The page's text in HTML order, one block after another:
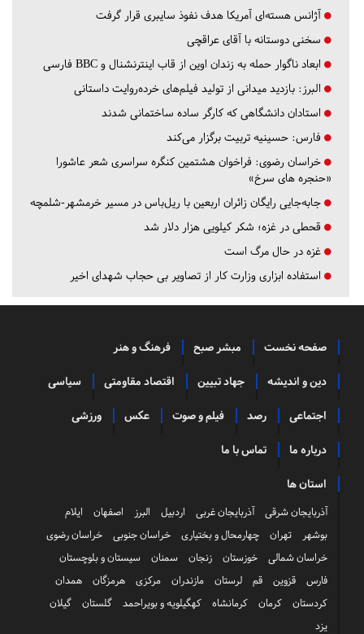
آژانس هسته‌ای آمریکا هدف نفوذ سایبری قرار گرفت
سخنی دوستانه با آقای عراقچی
ابعاد ناگوار حمله به زندان اوین از قاب اینترنشنال و BBC فارسی
البرز: بازدید میدانی از تولید فیلم‌های خرده‌روایت داستانی
استادان دانشگاهی که کارگر ساده ساختمانی شدند
فارس: حسینیه تربیت برگزار می‌کند
خراسان رضوی: فراخوان هشتمین کنگره سراسری شعر عاشورا
«حنجره های سرخ»
جابه‌جایی رایگان زائران اربعین با ریل‌باس در مسیر خرمشهر-شلمچه
قحطی در غزه؛ شکر کیلویی هزار دلار شد
غزه در حال مرگ است
استفاده ابزاری وزارت کار از تصاویر بی حجاب شهدای اخیر
صفحه نخست مبشر صبح فرهنگ و هنر
دین و اندیشه جهاد تبیین اقتصاد مقاومتی سیاسی
اجتماعی رصد فیلم و صوت عکس ورزشی
درباره ما تماس با ما
استان ها
آذربایجان شرقی آذربایجان غربی اردبیل البرز اصفهان
ایلام
بوشهر
تهران چهارمحال و بختیاری خراسان جنوبی
خراسان رضوی
خراسان شمالی
خوزستان زنجان سمنان
سیستان و بلوچستان
فارس
قزوین قم لرستان مازندران مرکزی هرمزگان
همدان
کردستان
کرمان کرمانشاه کهگیلویه و بویراحمد گلستان
گیلان
یزد